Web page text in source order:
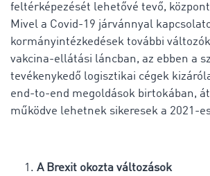
feltérképezését lehetővé tevő,
Mivel a Covid-19 járvánnyal
kormányintézkedések további
vakcina-ellátási láncban, az ebben a
tevékenykedő logisztikai cégek
end-to-end megoldások birtokában,
működve lehetnek sikeresek a 2021-
A Brexit okozta változások